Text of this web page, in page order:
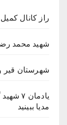
راز کانال
شهید محمد
شهرستان قیر
مدیا ببینید